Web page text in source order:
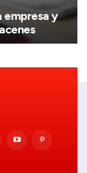
empresa y